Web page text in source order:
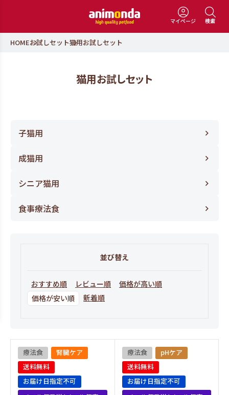
マイページ 検索
HOMEお試しセット猫用お試しセット
猫用お試しセット
子猫用
成猫用
シニア猫用
食事療法食
並び替え
おすすめ順 レビュー順
価格が高い順
価格が安い順
新着順
療法食
腎臓ケア
送料無料
お届け日指定不可
療法食
pHケア
送料無料
お届け日指定不可